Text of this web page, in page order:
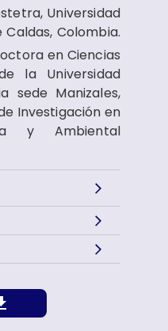
Universidad
Colombia.
en Ciencias
la Universidad
sede Manizales,
Investigación en
y Ambiental